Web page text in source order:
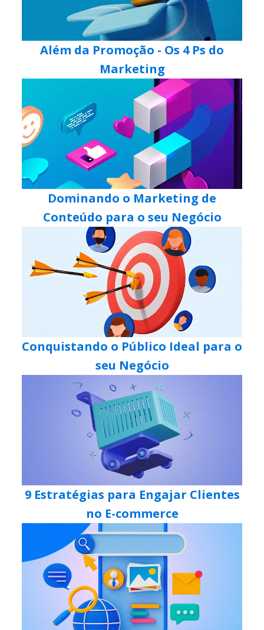
Além da Promoção - Os 4 Ps do
Marketing
Dominando o Marketing de
Conteúdo para o seu Negócio
Conquistando o Público Ideal para o
seu Negócio
9 Estratégias para Engajar Clientes
no E-commerce